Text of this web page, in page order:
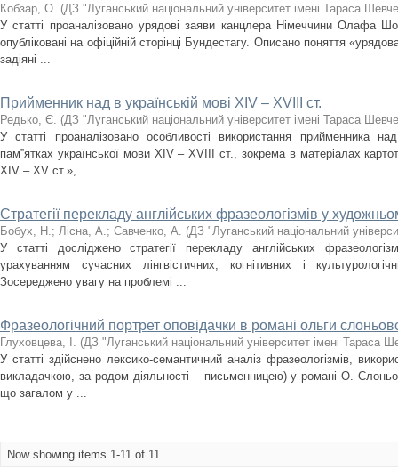
Кобзар, О. (ДЗ "Луганський національний університет імені Тараса
У статті проаналізовано урядові заяви канцлера Німеччини Олафа
опубліковані на офіційній сторінці Бундестагу. Описано поняття
задіяні ...
Прийменник над в українській мові XIV – XVIII ст.
Редько, Є. (ДЗ "Луганський національний університет імені Тараса
У статті проаналізовано особливості використання прийменника
пам‟ятках української мови XIV – XVIII ст., зокрема в матеріалах
XIV – XV ст.», ...
Стратегії перекладу англійських фразеологізмів у
Бобух, Н.; Лісна, А.; Савченко, А. (ДЗ "Луганський національний
У статті досліджено стратегії перекладу англійських
урахуванням сучасних лінгвістичних, когнітивних і
Зосереджено увагу на проблемі ...
Фразеологічний портрет оповідачки в романі ольги
Глуховцева, І. (ДЗ "Луганський національний університет імені Тараса
У статті здійснено лексико-семантичний аналіз фразеологізмів,
викладачкою, за родом діяльності – письменницею) у романі О.
що загалом у ...
Now showing items 1-11 of 11